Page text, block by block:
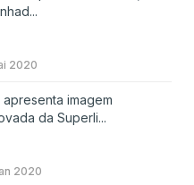
2020
apresenta imagem
da Superli...
2020